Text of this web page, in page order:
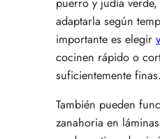
puerro y judía
adaptarla según
importante es elegir
cocinen rápido o
suficientemente finas.
También pueden
zanahoria en